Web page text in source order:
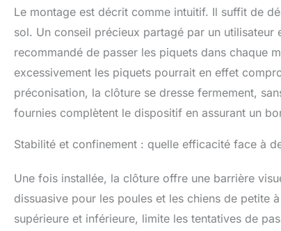
Le montage est décrit comme intuitif. Il suffit de
sol. Un conseil précieux partagé par un
recommandé de passer les piquets dans chaque
excessivement les piquets pourrait en effet
préconisation, la clôture se dresse fermement,
fournies complètent le dispositif en assurant un
Stabilité et confinement : quelle efficacité face à
Une fois installée, la clôture offre une barrière
dissuasive pour les poules et les chiens de petite
supérieure et inférieure, limite les tentatives de